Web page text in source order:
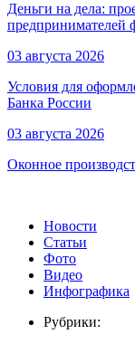
Деньги на дела:
предпринимателей
03 августа 2026
Условия для
Банка России
03 августа 2026
Оконное
Новости
Статьи
Фото
Видео
Инфографика
Рубрики: